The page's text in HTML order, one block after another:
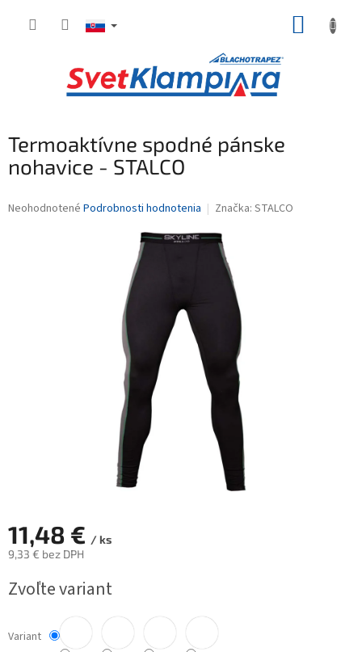
Termoaktívne spodné pánske
nohavice - STALCO
Priemerné
Neohodnotené Podrobnosti hodnotenia Značka: STALCO
11,48 € / ks
9,33 € bez DPH
cena:
Zvoľte variant
Variant